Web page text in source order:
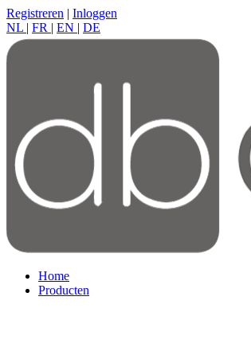
Registreren | Inloggen
NL | FR | EN | DE
Home
Producten